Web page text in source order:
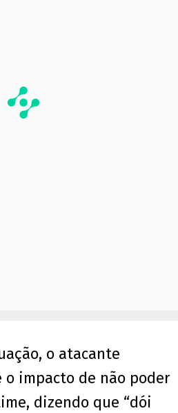
o atacante
impacto de não poder
dizendo que “dói